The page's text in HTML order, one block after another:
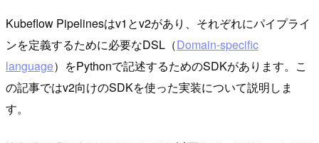
Kubeflow Pipelinesはv1とv2があり、それぞれにパイプライ
ンを定義するために必要なDSL（Domain-specific
language）をPythonで記述するためのSDKがあります。こ
の記事ではv2向けのSDKを使った実装について説明しま
す。